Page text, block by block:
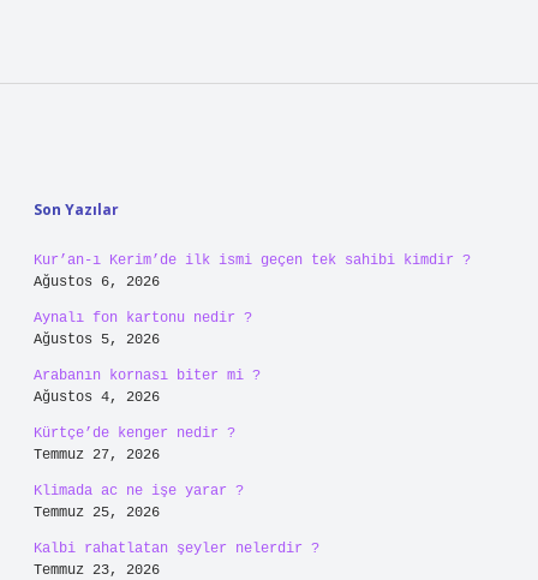
Son Yazılar
Kur’an-ı Kerim’de ilk ismi geçen tek sahibi kimdir ?
Ağustos 6, 2026
Aynalı fon kartonu nedir ?
Ağustos 5, 2026
Arabanın kornası biter mi ?
Ağustos 4, 2026
Kürtçe’de kenger nedir ?
Temmuz 27, 2026
Klimada ac ne işe yarar ?
Temmuz 25, 2026
Kalbi rahatlatan şeyler nelerdir ?
Temmuz 23, 2026